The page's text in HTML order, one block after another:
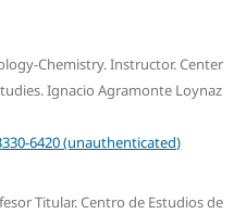
Chemistry. Instructor. Center
Ignacio Agramonte Loynaz
6420 (unauthenticated)
Titular. Centro de Estudios de